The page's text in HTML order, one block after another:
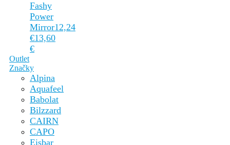
Fashy
Power
Mirror12,24
€13,60
€
Outlet
Značky
Alpina
Aquafeel
Babolat
Bilzzard
CAIRN
CAPO
Eisbar